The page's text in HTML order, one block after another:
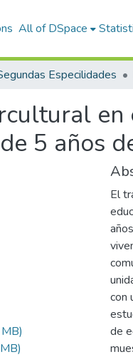
All of DSpace
Especilidades
5 años
El
con
de